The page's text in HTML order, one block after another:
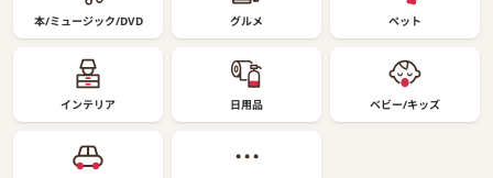
本/ミュージック/DVD グルメ ペット
インテリア 日用品 ベビー/キッズ